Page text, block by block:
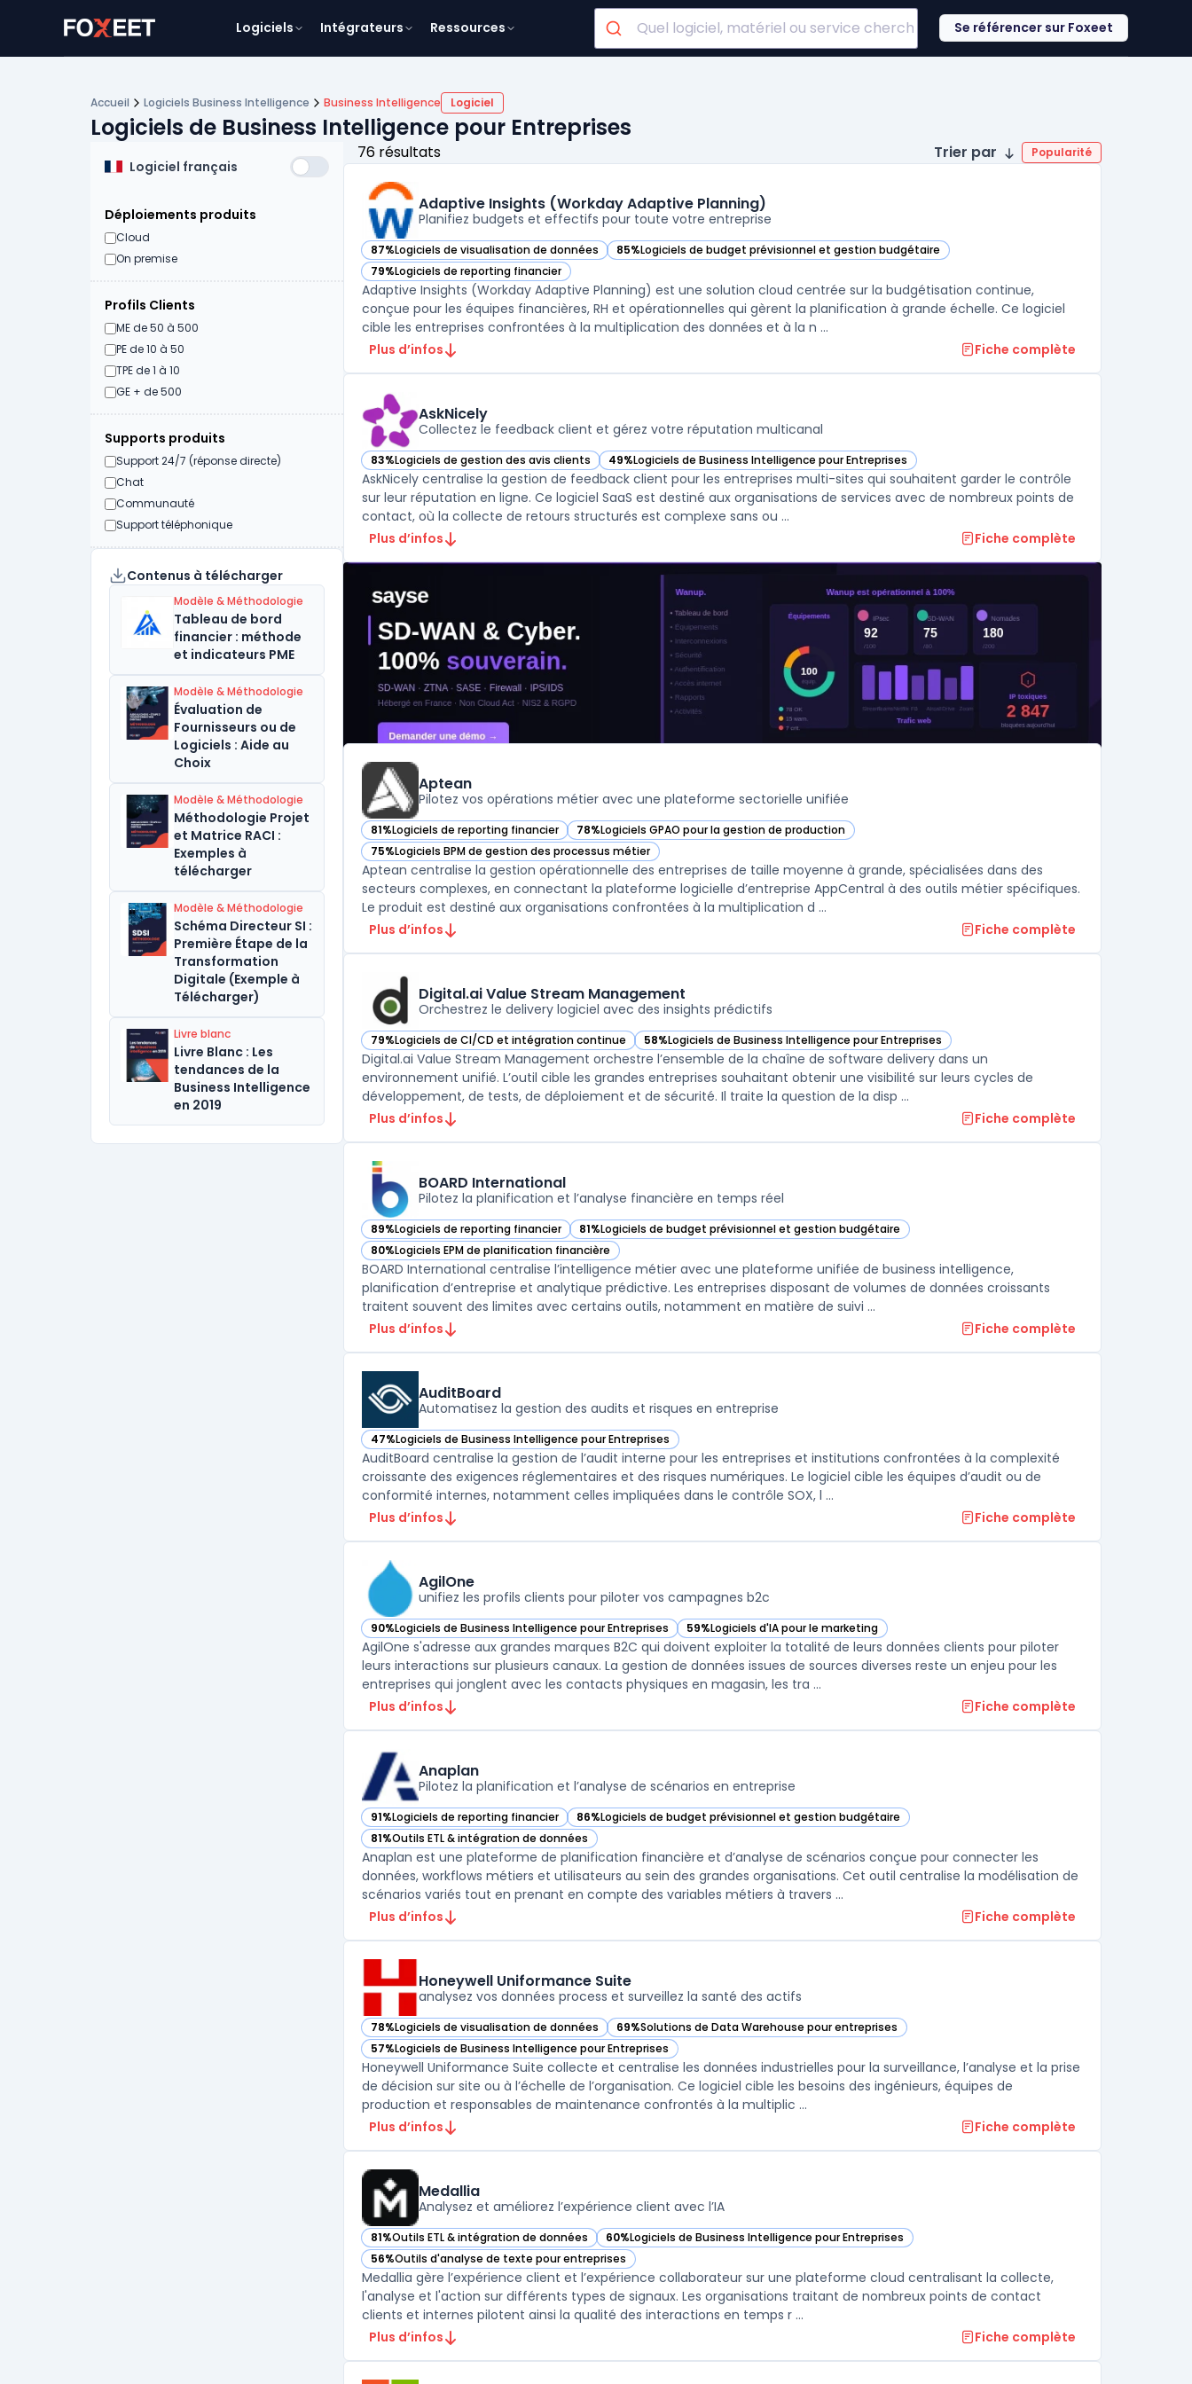
Logiciels Intégrateurs Ressources Se référencer sur Foxeet
Accueil Logiciels Business Intelligence Business Intelligence Logiciel
Logiciels de Business Intelligence pour Entreprises
Logiciel français
Déploiements produits
Cloud
On premise
Profils Clients
ME de 50 à 500
PE de 10 à 50
TPE de 1 à 10
GE + de 500
Supports produits
Support 24/7 (réponse directe)
Chat
Communauté
Support téléphonique
Contenus à télécharger
Modèle & Méthodologie
Tableau de bord
financier : méthode
et indicateurs PME
Modèle & Méthodologie
Évaluation de
Fournisseurs ou de
Logiciels : Aide au
Choix
Modèle & Méthodologie
Méthodologie Projet
et Matrice RACI :
Exemples à
télécharger
Modèle & Méthodologie
Schéma Directeur SI :
Première Étape de la
Transformation
Digitale (Exemple à
Télécharger)
Livre blanc
Livre Blanc : Les
tendances de la
Business Intelligence
en 2019
76 résultats Trier par Popularité
Adaptive Insights (Workday Adaptive Planning)
Planifiez budgets et effectifs pour toute votre entreprise
87%Logiciels de visualisation de données
— voir Adaptive Insights (Workday Adaptive Planning) dans cette catégorie
85%Logiciels de budget prévisionnel et gestion budgétaire
— voir Adaptive Insights (Workday Adaptive Planning) dans cette catégorie
79%Logiciels de reporting financier
— voir Adaptive Insights (Workday Adaptive Planning) dans cette catégorie
Adaptive Insights (Workday Adaptive Planning) est une solution cloud centrée sur la budgétisation continue,
conçue pour les équipes financières, RH et opérationnelles qui gèrent la planification à grande échelle. Ce logiciel
cible les entreprises confrontées à la multiplication des données et à la n ...
Plus d’infos
Fiche complète
AskNicely
Collectez le feedback client et gérez votre réputation multicanal
83%Logiciels de gestion des avis clients
— voir AskNicely dans cette catégorie 49%Logiciels de Business Intelligence pour Entreprises
— voir AskNicely dans cette catégorie
AskNicely centralise la gestion de feedback client pour les entreprises multi-sites qui souhaitent garder le contrôle
sur leur réputation en ligne. Ce logiciel SaaS est destiné aux organisations de services avec de nombreux points de
contact, où la collecte de retours structurés est complexe sans ou ...
Plus d’infos
Fiche complète
Aptean
Pilotez vos opérations métier avec une plateforme sectorielle unifiée
81%Logiciels de reporting financier
— voir Aptean dans cette catégorie 78%Logiciels GPAO pour la gestion de production
— voir Aptean dans cette catégorie
75%Logiciels BPM de gestion des processus métier
— voir Aptean dans cette catégorie
Aptean centralise la gestion opérationnelle des entreprises de taille moyenne à grande, spécialisées dans des
secteurs complexes, en connectant la plateforme logicielle d’entreprise AppCentral à des outils métier spécifiques.
Le produit est destiné aux organisations confrontées à la multiplication d ...
Plus d’infos
Fiche complète
Digital.ai Value Stream Management
Orchestrez le delivery logiciel avec des insights prédictifs
79%Logiciels de CI/CD et intégration continue
— voir Digital.ai Value Stream Management dans cette catégorie
58%Logiciels de Business Intelligence pour Entreprises
— voir Digital.ai Value Stream Management dans cette catégorie
Digital.ai Value Stream Management orchestre l’ensemble de la chaîne de software delivery dans un
environnement unifié. L’outil cible les grandes entreprises souhaitant obtenir une visibilité sur leurs cycles de
développement, de tests, de déploiement et de sécurité. Il traite la question de la disp ...
Plus d’infos
Fiche complète
BOARD International
Pilotez la planification et l’analyse financière en temps réel
89%Logiciels de reporting financier
— voir BOARD International dans cette catégorie
81%Logiciels de budget prévisionnel et gestion budgétaire
— voir BOARD International dans cette catégorie
80%Logiciels EPM de planification financière
— voir BOARD International dans cette catégorie
BOARD International centralise l’intelligence métier avec une plateforme unifiée de business intelligence,
planification d’entreprise et analytique prédictive. Les entreprises disposant de volumes de données croissants
traitent souvent des limites avec certains outils, notamment en matière de suivi ...
Plus d’infos
Fiche complète
AuditBoard
Automatisez la gestion des audits et risques en entreprise
47%Logiciels de Business Intelligence pour Entreprises
— voir AuditBoard dans cette catégorie
AuditBoard centralise la gestion de l’audit interne pour les entreprises et institutions confrontées à la complexité
croissante des exigences réglementaires et des risques numériques. Le logiciel cible les équipes d’audit ou de
conformité internes, notamment celles impliquées dans le contrôle SOX, l ...
Plus d’infos
Fiche complète
AgilOne
unifiez les profils clients pour piloter vos campagnes b2c
90%Logiciels de Business Intelligence pour Entreprises
— voir AgilOne dans cette catégorie 59%Logiciels d'IA pour le marketing
— voir AgilOne dans cette catégorie
AgilOne s'adresse aux grandes marques B2C qui doivent exploiter la totalité de leurs données clients pour piloter
leurs interactions sur plusieurs canaux. La gestion de données issues de sources diverses reste un enjeu pour les
entreprises qui jonglent avec les contacts physiques en magasin, les tra ...
Plus d’infos
Fiche complète
Anaplan
Pilotez la planification et l’analyse de scénarios en entreprise
91%Logiciels de reporting financier
— voir Anaplan dans cette catégorie 86%Logiciels de budget prévisionnel et gestion budgétaire
— voir Anaplan dans cette catégorie
81%Outils ETL & intégration de données
— voir Anaplan dans cette catégorie
Anaplan est une plateforme de planification financière et d’analyse de scénarios conçue pour connecter les
données, workflows métiers et utilisateurs au sein des grandes organisations. Cet outil centralise la modélisation de
scénarios variés tout en prenant en compte des variables métiers à travers ...
Plus d’infos
Fiche complète
Honeywell Uniformance Suite
analysez vos données process et surveillez la santé des actifs
78%Logiciels de visualisation de données
— voir Honeywell Uniformance Suite dans cette catégorie
69%Solutions de Data Warehouse pour entreprises
— voir Honeywell Uniformance Suite dans cette catégorie
57%Logiciels de Business Intelligence pour Entreprises
— voir Honeywell Uniformance Suite dans cette catégorie
Honeywell Uniformance Suite collecte et centralise les données industrielles pour la surveillance, l’analyse et la prise
de décision sur site ou à l’échelle de l’organisation. Ce logiciel cible les besoins des ingénieurs, équipes de
production et responsables de maintenance confrontés à la multiplic ...
Plus d’infos
Fiche complète
Medallia
Analysez et améliorez l’expérience client avec l’IA
81%Outils ETL & intégration de données
— voir Medallia dans cette catégorie 60%Logiciels de Business Intelligence pour Entreprises
— voir Medallia dans cette catégorie
56%Outils d'analyse de texte pour entreprises
— voir Medallia dans cette catégorie
Medallia gère l’expérience client et l’expérience collaborateur sur une plateforme cloud centralisant la collecte,
l'analyse et l'action sur différents types de signaux. Les organisations traitant de nombreux points de contact
clients et internes pilotent ainsi la qualité des interactions en temps r ...
Plus d’infos
Fiche complète